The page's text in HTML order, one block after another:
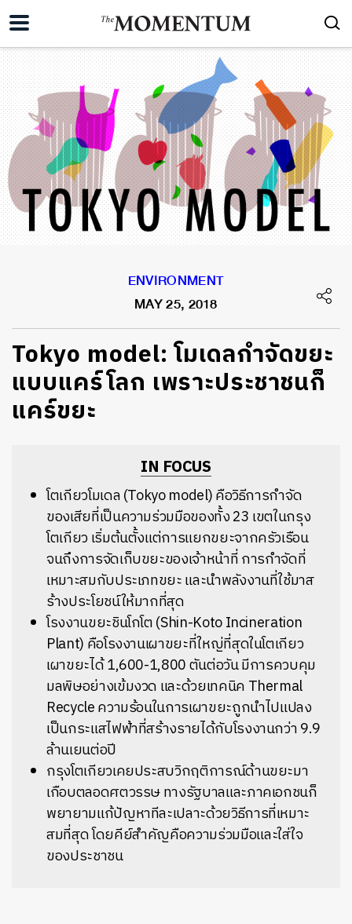
ENVIRONMENT
MAY 25, 2018
Tokyo model: โมเดลกำจัดขยะ
แบบแคร์โลก เพราะประชาชนก็
แคร์ขยะ
IN FOCUS
โตเกียวโมเดล (Tokyo model) คือวิธีการกำจัด
ของเสียที่เป็นความร่วมมือของทั้ง 23 เขตในกรุง
โตเกียว เริ่มต้นตั้งแต่การแยกขยะจากครัวเรือน
จนถึงการจัดเก็บขยะของเจ้าหน้าที่ การกำจัดที่
เหมาะสมกับประเภทขยะ และนำพลังงานที่ใช้มาส
ร้างประโยชน์ให้มากที่สุด
โรงงานขยะชินโกโต (Shin-Koto Incineration
Plant) คือโรงงานเผาขยะที่ใหญ่ที่สุดในโตเกียว
เผาขยะได้ 1,600-1,800 ตันต่อวัน มีการควบคุม
มลพิษอย่างเข้มงวด และด้วยเทคนิค Thermal
Recycle ความร้อนในการเผาขยะถูกนำไปแปลง
เป็นกระแสไฟฟ้าที่สร้างรายได้กับโรงงานกว่า 9.9
ล้านเยนต่อปี
กรุงโตเกียวเคยประสบวิกฤติการณ์ด้านขยะมา
เกือบตลอดศตวรรษ ทางรัฐบาลและภาคเอกชนก็
พยายามแก้ปัญหาทีละเปลาะด้วยวิธีการที่เหมาะ
สมที่สุด โดยคีย์สำคัญคือความร่วมมือและใส่ใจ
ของประชาชน